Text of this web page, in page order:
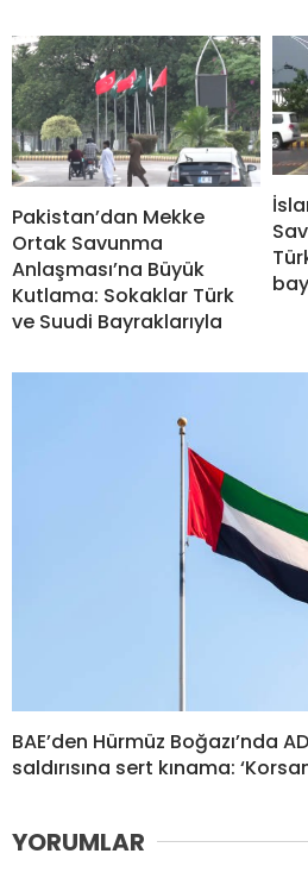
Pakistan’dan Mekke
Ortak Savunma
Anlaşması’na Büyük
Kutlama: Sokaklar Türk
ve Suudi Bayraklarıyla
BAE’den Hürmüz Boğazı’nda
saldırısına sert kınama:
YORUMLAR